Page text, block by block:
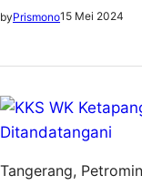
Exhibition (IPA
byPrismono15 Mei 2024
Tangerang,